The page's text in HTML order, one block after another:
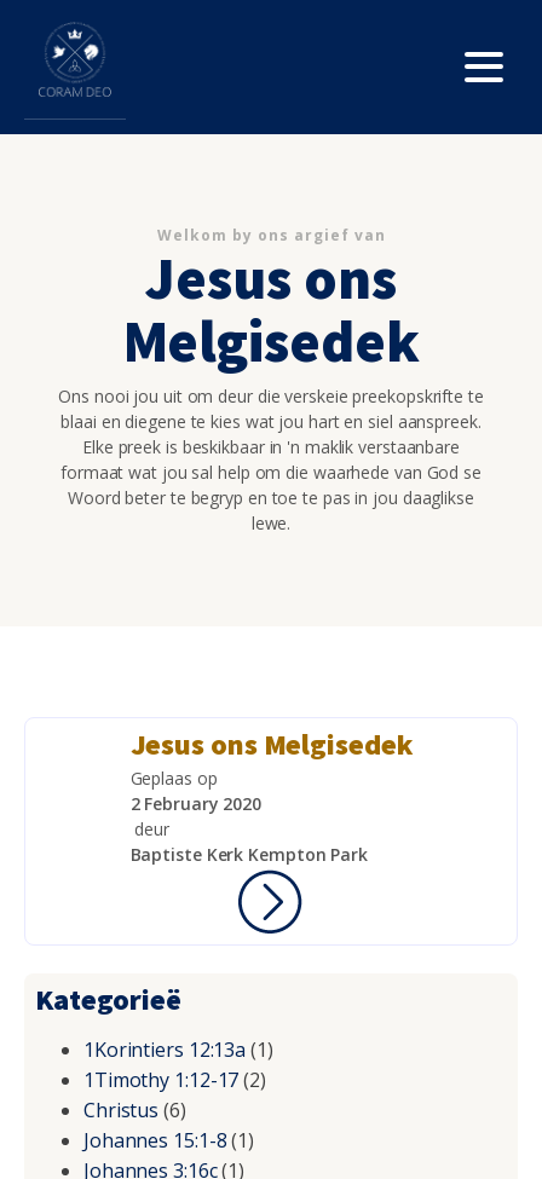
Welkom by ons argief van
Jesus ons
Melgisedek
Ons nooi jou uit om deur die verskeie preekopskrifte te
blaai en diegene te kies wat jou hart en siel aanspreek.
Elke preek is beskikbaar in 'n maklik verstaanbare
formaat wat jou sal help om die waarhede van God se
Woord beter te begryp en toe te pas in jou daaglikse
lewe.
Jesus ons Melgisedek
Geplaas op
2 February 2020
deur
Baptiste Kerk Kempton Park
Kategorieë
1Korintiers 12:13a (1)
1Timothy 1:12-17(2)
Christus (6)
Johannes 15:1-8(1)
Johannes 3:16c(1)